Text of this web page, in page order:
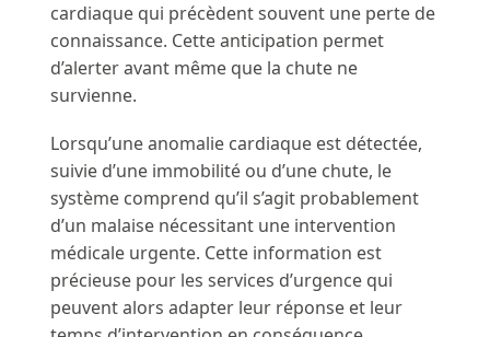
cardiaque qui précèdent souvent une perte de
connaissance. Cette anticipation permet
d’alerter avant même que la chute ne
survienne.
Lorsqu’une anomalie cardiaque est détectée,
suivie d’une immobilité ou d’une chute, le
système comprend qu’il s’agit probablement
d’un malaise nécessitant une intervention
médicale urgente. Cette information est
précieuse pour les services d’urgence qui
peuvent alors adapter leur réponse et leur